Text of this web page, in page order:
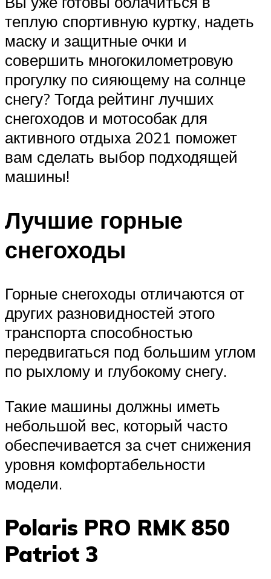
теплую спортивную куртку, надеть
маску и защитные очки и
совершить многокилометровую
прогулку по сияющему на солнце
снегу? Тогда рейтинг лучших
снегоходов и мотособак для
активного отдыха 2021 поможет
вам сделать выбор подходящей
машины!
Лучшие горные
снегоходы
Горные снегоходы отличаются от
других разновидностей этого
транспорта способностью
передвигаться под большим углом
по рыхлому и глубокому снегу.
Такие машины должны иметь
небольшой вес, который часто
обеспечивается за счет снижения
уровня комфортабельности
модели.
Polaris PRO RMK 850
Patriot 3